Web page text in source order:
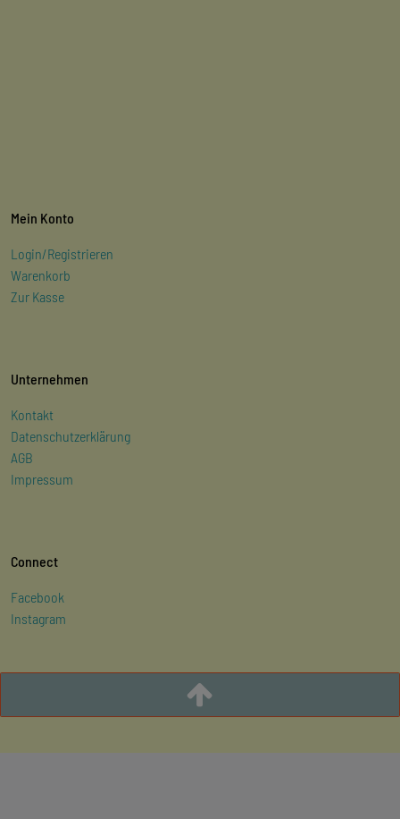
Mein Konto
Login/Registrieren
Warenkorb
Zur Kasse
Unternehmen
Kontakt
Datenschutzerklärung
AGB
Impressum
Connect
Facebook
Instagram